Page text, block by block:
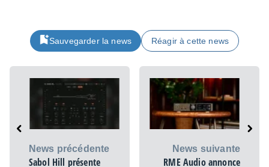
Sauvegarder la news Réagir à cette news
News précédente
Sabol Hill présente
News suivante
RME Audio annonce